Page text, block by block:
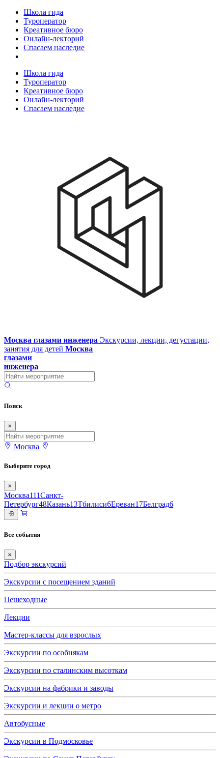
Школа гида
Туроператор
Креативное бюро
Онлайн-лекторий
Спасаем наследие
Школа гида
Туроператор
Креативное бюро
Онлайн-лекторий
Спасаем наследие
Москва глазами инженера Экскурсии, лекции, дегустации,
занятия для детей Москва
глазами
инженера
Поиск
×
Москва
Выберите город
×
Москва111Санкт-
Петербург48Казань13Тбилиси6Ереван17Белград6
Все события
×
Подбор экскурсий
Экскурсии с посещением зданий
Пешеходные
Лекции
Мастер-классы для взрослых
Экскурсии по особнякам
Экскурсии по сталинским высоткам
Экскурсии на фабрики и заводы
Экскурсии и лекции о метро
Автобусные
Экскурсии в Подмосковье